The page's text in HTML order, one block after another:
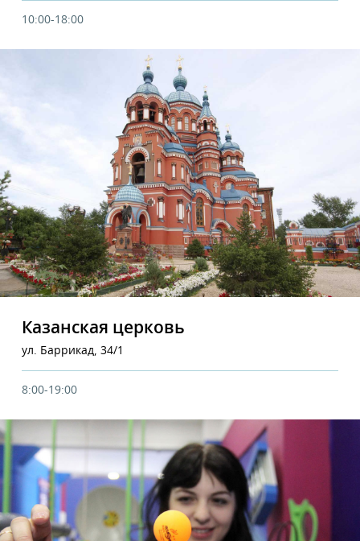
10:00-18:00
Казанская церковь
ул. Баррикад, 34/1
8:00-19:00